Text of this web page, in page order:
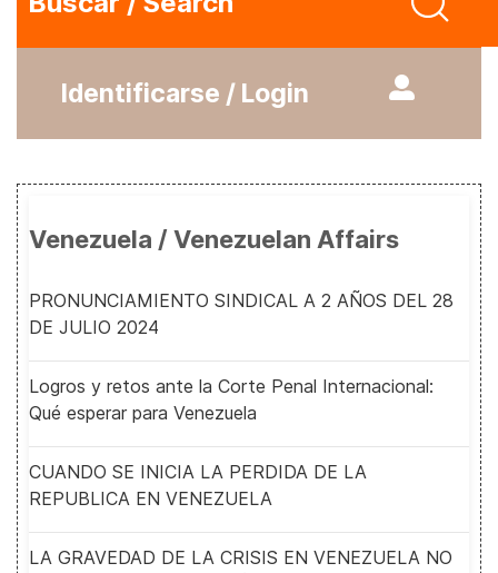
Identificarse / Login
Venezuela / Venezuelan Affairs
PRONUNCIAMIENTO SINDICAL A 2 AÑOS DEL 28
DE JULIO 2024
Logros y retos ante la Corte Penal Internacional:
Qué esperar para Venezuela
CUANDO SE INICIA LA PERDIDA DE LA
REPUBLICA EN VENEZUELA
LA GRAVEDAD DE LA CRISIS EN VENEZUELA NO